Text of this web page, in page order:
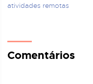
atividades remotas
Comentários